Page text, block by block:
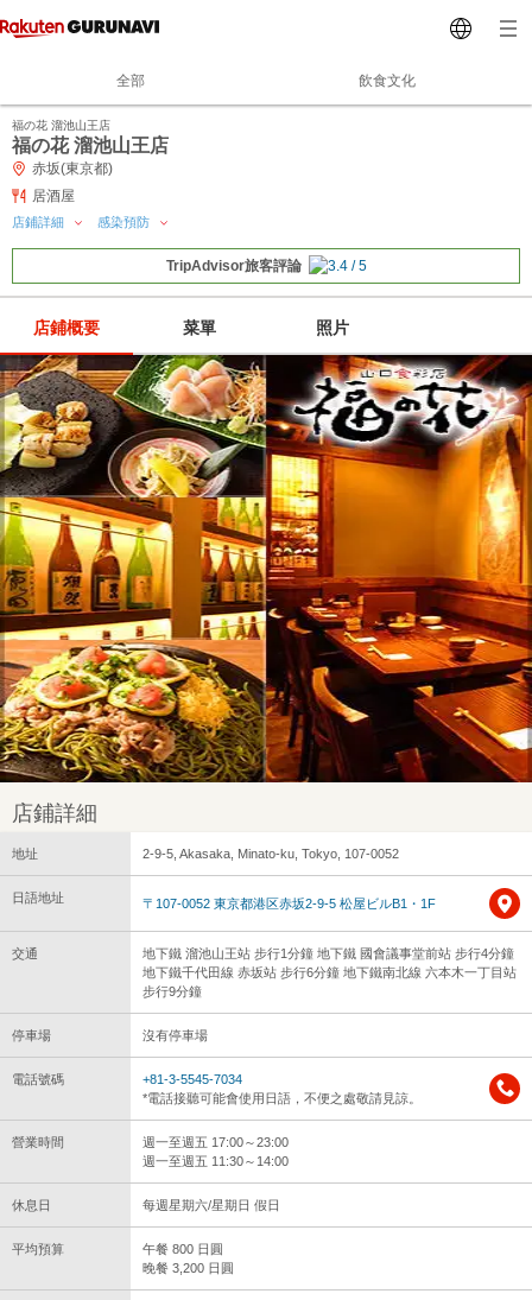
全部 飲食文化
福の花 溜池山王店
福の花 溜池山王店
赤坂(東京都)
居酒屋
店鋪詳細 感染預防
TripAdvisor旅客評論
店鋪概要 菜單 照片
店鋪詳細
地址 2-9-5, Akasaka, Minato-ku, Tokyo, 107-0052
日語地址 〒107-0052 東京都港区赤坂2-9-5 松屋ビルB1・1F
交通
地下鐵 溜池山王站 步行1分鐘 地下鐵 國會議事堂前站 步行4分鐘
地下鐵千代田線 赤坂站 步行6分鐘 地下鐵南北線 六本木一丁目站
步行9分鐘
停車場 沒有停車場
電話號碼
+81-3-5545-7034
*電話接聽可能會使用日語，不便之處敬請見諒。
營業時間
週一至週五 17:00～23:00
週一至週五 11:30～14:00
休息日 每週星期六/星期日 假日
平均預算
午餐 800 日圓
晚餐 3,200 日圓